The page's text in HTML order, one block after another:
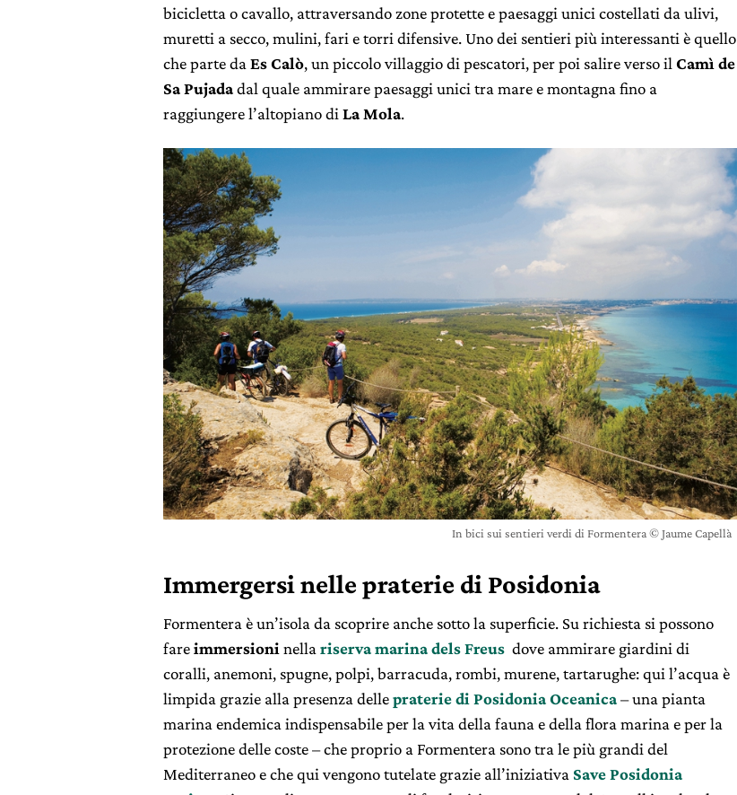
bicicletta o cavallo, attraversando zone protette e paesaggi unici costellati da ulivi,
muretti a secco, mulini, fari e torri difensive. Uno dei sentieri più interessanti è quello
che parte da Es Calò, un piccolo villaggio di pescatori, per poi salire verso il Camì de
Sa Pujadadal quale ammirare paesaggi unici tra mare e montagna fino a
raggiungere l’altopiano di La Mola.
In bici sui sentieri verdi di Formentera © Jaume Capellà
Immergersi nelle praterie di Posidonia
Formentera è un’isola da scoprire anche sotto la superficie. Su richiesta si possono
fareimmersioni nella riserva marina dels Freus dove ammirare giardini di
coralli, anemoni, spugne, polpi, barracuda, rombi, murene, tartarughe: qui l’acqua è
limpida grazie alla presenza dellepraterie di Posidonia Oceanica– una pianta
marina endemica indispensabile per la vita della fauna e della flora marina e per la
protezione delle coste – che proprio a Formentera sono tra le più grandi del
Mediterraneo e che qui vengono tutelate grazie all’iniziativa Save Posidonia